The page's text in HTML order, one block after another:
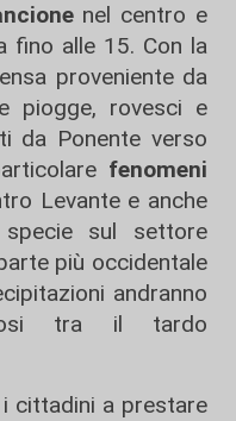
nel centro e
fino alle 15. Con la
proveniente da
piogge, rovesci e
da Ponente verso
fenomeni
Levante e anche
sul settore
più occidentale
andranno
tra il tardo
cittadini a prestare